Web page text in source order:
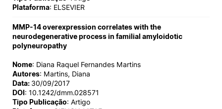
Plataforma: ELSEVIER
MMP-14 overexpression correlates with the
neurodegenerative process in familial amyloidotic
polyneuropathy
Nome: Diana Raquel Fernandes Martins
Autores: Martins, Diana
Data: 30/09/2017
DOI: 10.1242/dmm.028571
Tipo Publicação: Artigo